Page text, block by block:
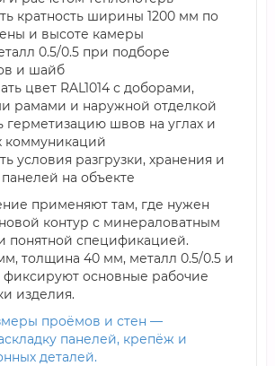
кратность ширины 1200 мм по
и высоте камеры
0.5/0.5 при подборе
и шайб
цвет RAL1014 с доборами,
рамами и наружной отделкой
герметизацию швов на углах и
коммуникаций
условия разгрузки, хранения и
на объекте
применяют там, где нужен
контур с минераловатным
понятной спецификацией.
толщина 40 мм, металл 0.5/0.5 и
фиксируют основные рабочие
изделия.
проёмов и стен —
панелей, крепёж и
деталей.